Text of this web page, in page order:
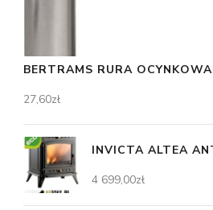
BERTRAMS RURA
27,60zł
INVICTA ALTEA
4 699,00zł